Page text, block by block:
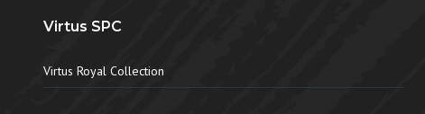
Virtus SPC
Virtus Royal Collection